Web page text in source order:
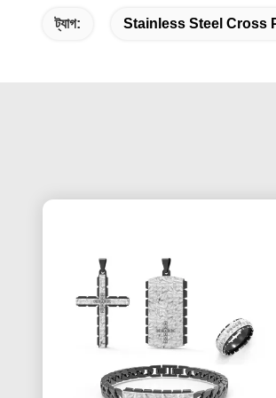
ট্যাগ: Stainless Steel Cross